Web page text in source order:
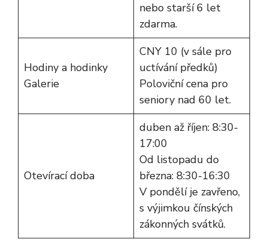
nebo starší 6 let
zdarma.
Hodiny a hodinky
Galerie
CNY 10 (v sále pro
uctívání předků)
Poloviční cena pro
seniory nad 60 let.
Otevírací doba
duben až říjen: 8:30-
17:00
Od listopadu do
března: 8:30-16:30
V pondělí je zavřeno,
s výjimkou čínských
zákonných svátků.